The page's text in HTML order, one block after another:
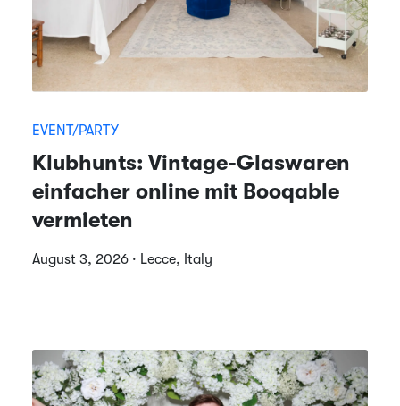
EVENT/PARTY
Klubhunts: Vintage-Glaswaren
einfacher online mit Booqable
vermieten
August 3, 2026 · Lecce, Italy